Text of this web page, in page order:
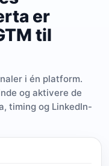
er
til
i én platform.
og aktivere de
timing og LinkedIn-